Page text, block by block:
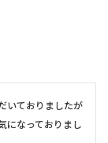
いておりましたが
になっておりまし